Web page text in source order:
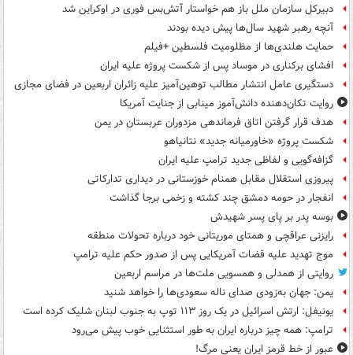
دبیرکل سازمان ملل باز هم خواستار آتش‌بس فوری در اوکراین شد
آنچه رهبر شهید سال‌ها پیش دیده بودند
حمایت هلندی‌ها از مظلومیت فلسطین +فیلم
افشای برکناری در موساد پس از شکست پروژه علیه ایران
دستگیری عامل انتشار مطالب توهین‌آمیز علیه زائران اربعین در فضای مجازی
روایت تکان‌دهنده دانش‌آموز مینابی از جنایت آمریکا
هدف قرار گرفتن اتاق‌ فرماندهی مزدوران عربستان در یمن
شکست پروژه «خاورمیانه جدید» نتانیاهو
گزافه‌گویی و لفاظی جدید ترامپ علیه ایران
پیروزی استقلال مقابل همنام خوزستانی در دیداری تدارکاتی
انفجار در حومه دمشق چند کشته و زخمی برجا گذاشت
بوسه‌ پدر بر پای پسر شهیدش
رایزنی عراقچی و همتای موریتانی خود درباره تحولات منطقه
موج تهدید علیه قضات آمریکایی پس از صدور حکم علیه ترامپ
روایتی از همدلی و همسویی ملت‌ها در مراسم اربعین
یمن: جهان به‌زودی صدای ناله سعودی‌ها را خواهد شنید
یونیفل: ارتش اسرائیل در یک روز ۱۱۳ توپ به جنوب لبنان شلیک کرده است
ترامپ: همه چیز درباره ایران به طور استثنایی خوب پیش می‌رود
عبور از خط قرمز ایران یعنی مرگ!